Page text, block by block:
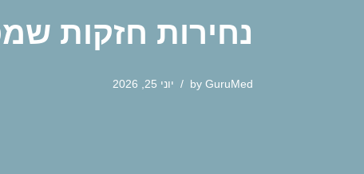
נחירות חזקות
by GuruMed יוני 25, 2026